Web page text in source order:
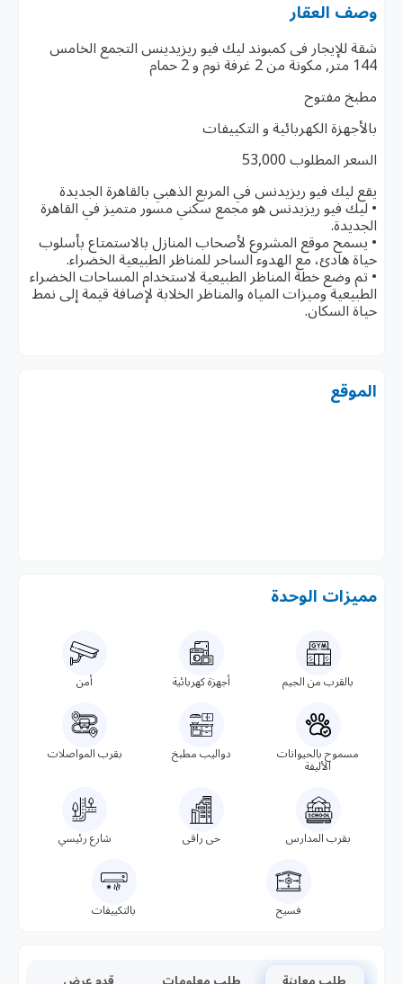
وصف العقار
شقة للإيجار فى كمبوند ليك فيو ريزيدينس التجمع الخامس
144 متر, مكونة من 2 غرفة نوم و 2 حمام
مطبخ مفتوح
بالأجهزة الكهربائية و التكييفات
السعر المطلوب 53,000
يقع ليك فيو ريزيدنس في المربع الذهبي بالقاهرة الجديدة
• ليك فيو ريزيدنس هو مجمع سكني مسور متميز في القاهرة
الجديدة.
• يسمح موقع المشروع لأصحاب المنازل بالاستمتاع بأسلوب
حياة هادئ، مع الهدوء الساحر للمناظر الطبيعية الخضراء.
• تم وضع خطة المناظر الطبيعية لاستخدام المساحات الخضراء
الطبيعية وميزات المياه والمناظر الخلابة لإضافة قيمة إلى نمط
حياة السكان.
الموقع
مميزات الوحدة
بالقرب من الجيم أجهزة كهربائية أمن
مسموح بالحيوانات
الأليفة
دواليب مطبخ بقرب المواصلات
بقرب المدارس حى راقى شارع رئيسي
فسيح بالتكييفات